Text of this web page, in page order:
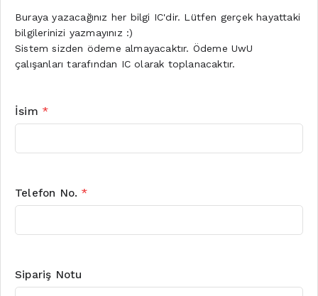
Buraya yazacağınız her bilgi IC'dir. Lütfen gerçek hayattaki
bilgilerinizi yazmayınız :)
Sistem sizden ödeme almayacaktır. Ödeme UwU
çalışanları tarafından IC olarak toplanacaktır.
İsim *
Telefon No. *
Sipariş Notu